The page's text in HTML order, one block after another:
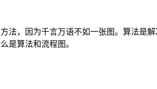
，因为千言万语不如一张图。算法是
是算法和流程图。